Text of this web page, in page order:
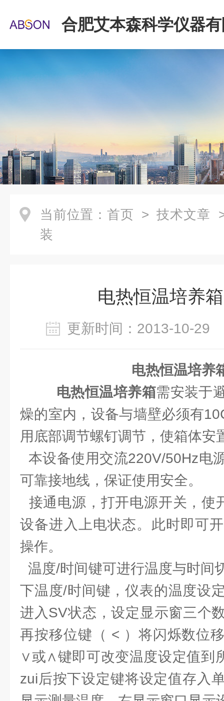
合肥艾本森科学仪器
当前位置： 首页 > 技术文章
装
电热恒温培养
更新时间：2013-10-
电热恒温培养
电热恒温培养箱需安装于
燥的室内，设备与墙壁必须有
用底部调节螺钉调节，使箱体安
本设备使用交流220V/50Hz电
可靠接地线，保证使用安全。
接通电源，打开电源开关，使
设备进入上电状态。此时即可
操作。
温度/时间键可进行温度与时间
下温度/时间键，仪表的温度设
进入SV状态，设定显示窗三个
再按移位键（ < ）将闪烁数位
∨或∧键即可改变温度设定值到
zui后按下设定键将设定值存入